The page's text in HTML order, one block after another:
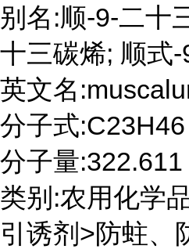
别名:顺-9-二十
十三碳烯; 顺式
英文名
分子式:C23H46
分子量:322.611
类别:农用化学
引诱剂>防蛀、